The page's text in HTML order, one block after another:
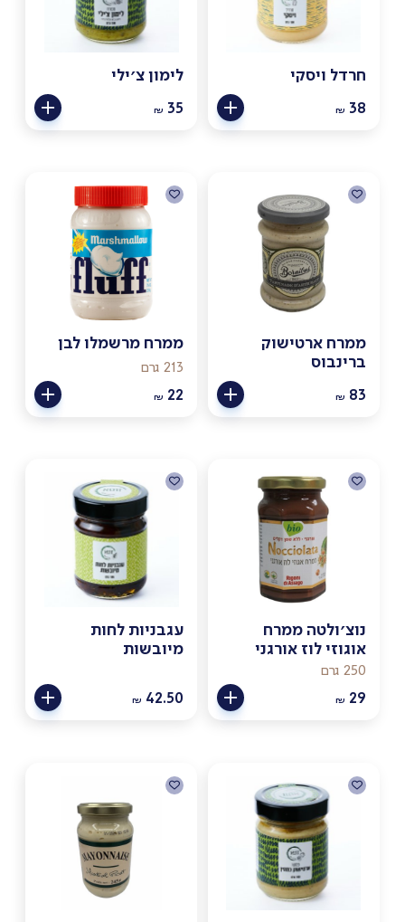
חרדל ויסקי
₪ 38
לימון צ׳ילי
₪ 35
ממרח ארטישוק
ברינבוס
₪ 83
ממרח מרשמלו לבן
213 גרם
₪ 22
נוצ׳ולטה ממרח
אוגוזי לוז אורגני
250 גרם
₪ 29
עגבניות לחות
מיובשות
₪ 42.50